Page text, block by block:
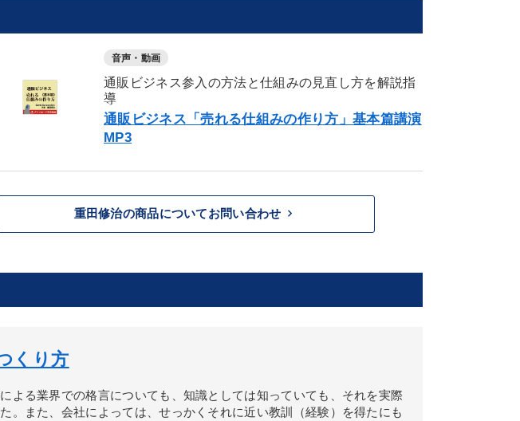
音声・動画
通販ビジネス参入の方法と仕組みの見直し方を解説指
導
通販ビジネス「売れる仕組みの作り方」基本篇講演
MP3
重田修治の商品についてお問い合わせ keyboard_arrow_right
くり方
よる業界での格言についても、知識としては知っていても、それを実際
。また、会社によっては、せっかくそれに近い教訓（経験）を得たにも